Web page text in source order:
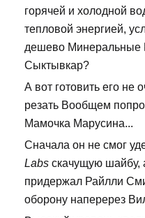
горячей и холодной
тепловой энергией,
дешево Минеральные
Сыктывкар?
А вот готовить его не
резать Вообщем
Мамочка Марусина...
Сначала он не смог
Labs скачущую шайбу,
придержал Райлли
оборону наперерез